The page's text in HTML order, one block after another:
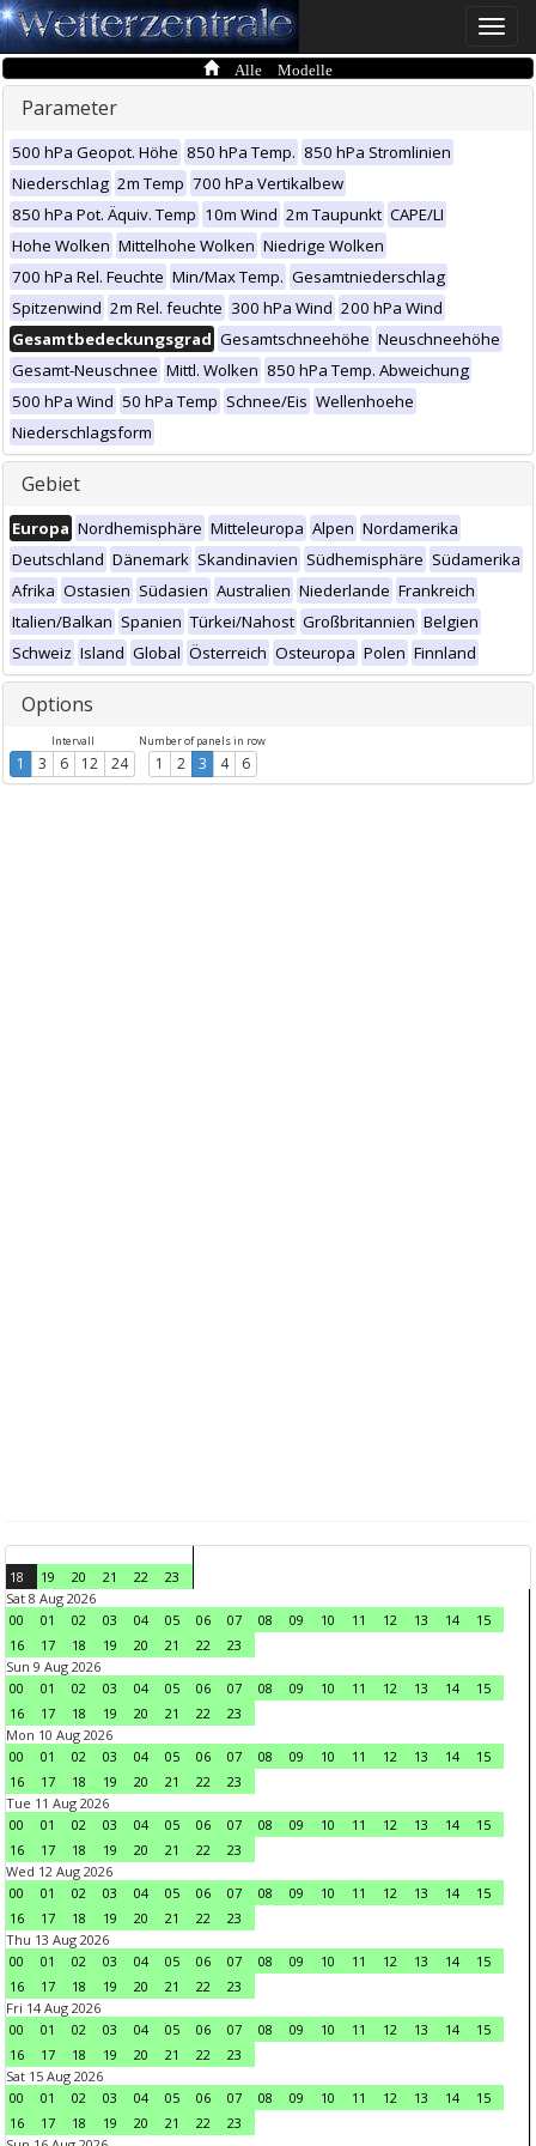
Toggle
Alle Modelle
Parameter
500 hPa Geopot. Höhe 850 hPa Temp. 850 hPa Stromlinien
Niederschlag 2m Temp 700 hPa Vertikalbew
850 hPa Pot. Äquiv. Temp 10m Wind 2m Taupunkt CAPE/LI
Hohe Wolken Mittelhohe Wolken Niedrige Wolken
700 hPa Rel. Feuchte Min/Max Temp. Gesamtniederschlag
Spitzenwind 2m Rel. feuchte 300 hPa Wind 200 hPa Wind
Gesamtbedeckungsgrad Gesamtschneehöhe Neuschneehöhe
Gesamt-Neuschnee Mittl. Wolken 850 hPa Temp. Abweichung
500 hPa Wind 50 hPa Temp Schnee/Eis Wellenhoehe
Niederschlagsform
Gebiet
Europa Nordhemisphäre Mitteleuropa Alpen Nordamerika
Deutschland Dänemark Skandinavien Südhemisphäre Südamerika
Afrika Ostasien Südasien Australien Niederlande Frankreich
Italien/Balkan Spanien Türkei/Nahost Großbritannien Belgien
Schweiz Island Global Österreich Osteuropa Polen Finnland
Options
Intervall
1 3 6 12 24
Number of panels in row
1 2 3 4 6
18 19 20 21 22
23
Sat 8 Aug 2026
00
01 02 03 04 05 06 07 08 09 10 11 12 13 14
15
16
17 18 19 20 21 22
23
Sun 9 Aug 2026
00
01 02 03 04 05 06 07 08 09 10 11 12 13 14
15
16
17 18 19 20 21 22
23
Mon 10 Aug 2026
00
01 02 03 04 05 06 07 08 09 10 11 12 13 14
15
16
17 18 19 20 21 22
23
Tue 11 Aug 2026
00
01 02 03 04 05 06 07 08 09 10 11 12 13 14
15
16
17 18 19 20 21 22
23
Wed 12 Aug 2026
00
01 02 03 04 05 06 07 08 09 10 11 12 13 14
15
16
17 18 19 20 21 22
23
Thu 13 Aug 2026
00
01 02 03 04 05 06 07 08 09 10 11 12 13 14
15
16
17 18 19 20 21 22
23
Fri 14 Aug 2026
00
01 02 03 04 05 06 07 08 09 10 11 12 13 14
15
16
17 18 19 20 21 22
23
Sat 15 Aug 2026
00
01 02 03 04 05 06 07 08 09 10 11 12 13 14
15
16
17 18 19 20 21 22
23